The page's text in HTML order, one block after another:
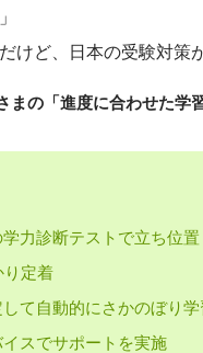
けど、日本の受験対策
まの「進度に合わせた学
力診断テストで立ち位
り定着
て自動的にさかのぼり学
スでサポートを実施